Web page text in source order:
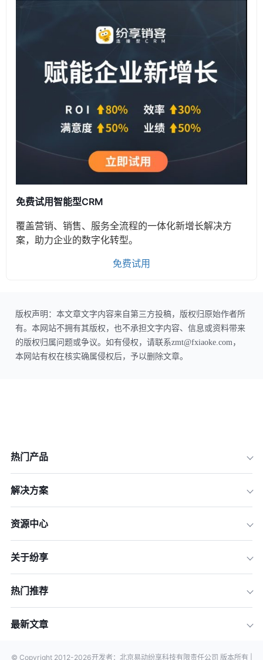
免费试用智能型CRM
覆盖营销、销售、服务全流程的一体化新增长解决方
案，助力企业的数字化转型。
免费试用
版权声明：本文章文字内容来自第三方投稿，版权归原始作者所
有。本网站不拥有其版权，也不承担文字内容、信息或资料带来
的版权归属问题或争议。如有侵权，请联系zmt@fxiaoke.com，
本网站有权在核实确属侵权后，予以删除文章。
热门产品
解决方案
资源中心
关于纷享
热门推荐
最新文章
© Copyright 2012-2026开发者：北京易动纷享科技有限责任公司 版本所有 |